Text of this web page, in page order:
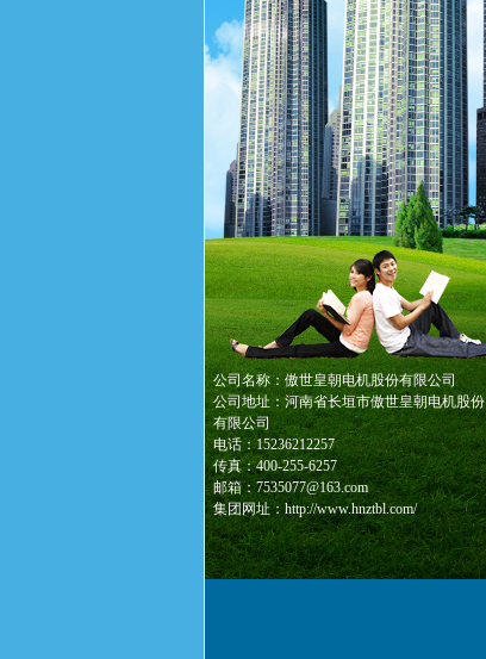
公司名称：傲世皇朝电机股份有限公司
公司地址：河南省长垣市傲世皇朝电机股份
有限公司
电话：15236212257
传真：400-255-6257
邮箱：7535077@163.com
集团网址：http://www.hnztbl.com/